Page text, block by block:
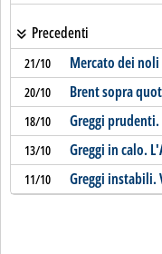
Precedenti
21/10 Mercato dei
20/10 Brent sopra
18/10 Greggi
13/10 Greggi in calo.
11/10 Greggi instabili.